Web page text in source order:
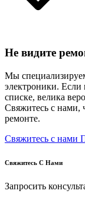
Не видите
Мы
электроники. Если
списке, велика
Свяжитесь с нами,
ремонте.
Свяжитесь с нами
Свяжитесь С Нами
Запросить